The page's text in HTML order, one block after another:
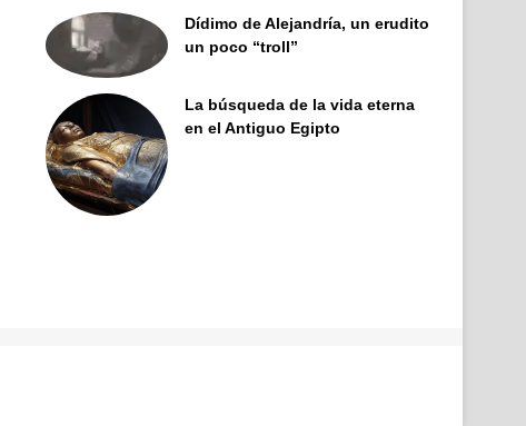
Dídimo de Alejandría, un erudito
un poco “troll”
La búsqueda de la vida eterna
en el Antiguo Egipto